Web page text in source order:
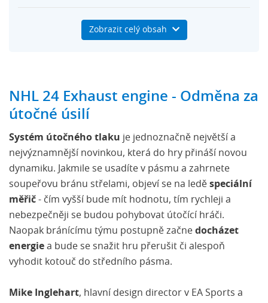
NHL 24 datum vydání
Zobrazit celý obsah
NHL 24 Exhaust engine - Odměna za
útočné úsilí
Systém útočného tlaku je jednoznačně největší a
nejvýznamnější novinkou, která do hry přináší novou
dynamiku. Jakmile se usadíte v pásmu a zahrnete
soupeřovu bránu střelami, objeví se na ledě speciální
měřič - čím vyšší bude mít hodnotu, tím rychleji a
nebezpečněji se budou pohybovat útočící hráči.
Naopak bránícímu týmu postupně začne docházet
energie a bude se snažit hru přerušit či alespoň
vyhodit kotouč do středního pásma.
Mike Inglehart, hlavní design director v EA Sports a